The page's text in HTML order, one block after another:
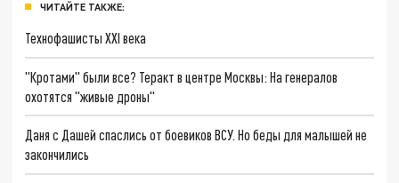
ЧИТАЙТЕ ТАКЖЕ:
Технофашисты XXI века
"Кротами" были все? Теракт в центре Москвы: На генералов
охотятся "живые дроны"
Даня с Дашей спаслись от боевиков ВСУ. Но беды для малышей не
закончились